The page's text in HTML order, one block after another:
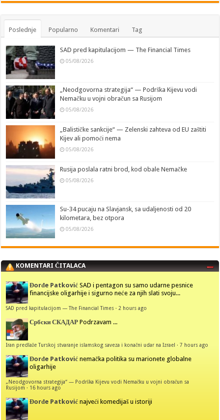
Poslednje Popularno Komentari Tag
SAD pred kapitulacijom — The Financial Times
05/08/2026
„Neodgovorna strategija“ — Podrška Kijevu vodi
Nemačku u vojni obračun sa Rusijom
05/08/2026
„Balističke sankcije“ — Zelenski zahteva od EU zaštiti
Kijev ali pomoći nema
05/08/2026
Rusija poslala ratni brod, kod obale Nemačke
05/08/2026
Su-34 pucaju na Slavjansk, sa udaljenosti od 20
kilometara, bez otpora
05/08/2026
KOMENTARI ČITALACA
Đorđe Patković SAD i pentagon su samo udarne pesnice
financijske oligarhije i sigurno neće za njih slati svoju...
SAD pred kapitulacijom — The Financial Times ·2 hours ago
Србски СКАДАР Podrzavam ...
Iran predlaže Turskoj stvaranje islamskog saveza i konačni udar na Izrael ·7 hours ago
Đorđe Patković nemačka politika su marionete globalne
oligarhije
„Neodgovorna strategija“ — Podrška Kijevu vodi Nemačku u vojni obračun sa
Rusijom · 16 hours ago
Đorđe Patković najveći komedijaš u istoriji